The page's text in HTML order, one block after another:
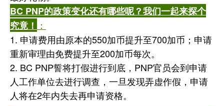
BC PNP的政策变化还有哪些呢？我们一起来探个
究竟！ ：
1. 申请费用由原本的550加币提升至700加币；申请
重新审理由免费提升至200加币每次。
2. BC PNP誓将打假进行到底，PNP官员会到申请
人工作单位去进行调查，一旦发现弄虚作假，申请
人将在2年内失去再申请资格。